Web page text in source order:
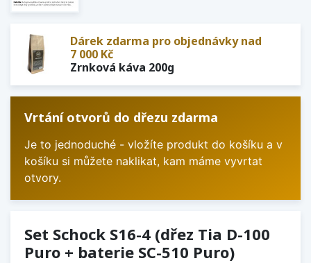
Dárek zdarma pro objednávky nad
7 000 Kč
Zrnková káva 200g
Vrtání otvorů do dřezu zdarma
Je to jednoduché - vložíte produkt do košíku a v
košíku si můžete naklikat, kam máme vyvrtat
otvory.
Set Schock S16-4 (dřez Tia D-100
Puro + baterie SC-510 Puro)